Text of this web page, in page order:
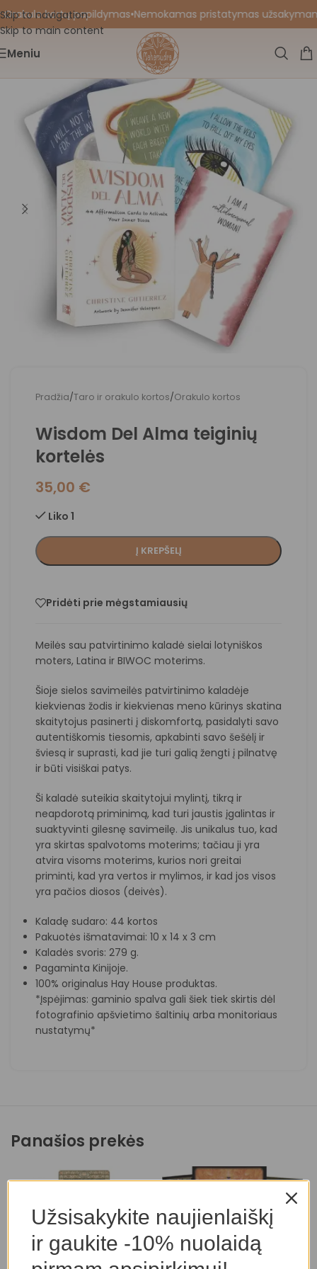
Skip to navigation
Skip to main content
kortų papildymas•Nemokamas pristatymas
Meniu
Pradžia/Taro ir orakulo kortos/Orakulo kortos
Wisdom Del Alma teiginių
kortelės
35,00 €
Liko 1
Į KREPŠELĮ
Pridėti prie mėgstamiausių
Meilės sau patvirtinimo kaladė sielai lotyniškos
moters, Latina ir BIWOC moterims.
Šioje sielos savimeilės patvirtinimo kaladėje
kiekvienas žodis ir kiekvienas meno kūrinys skatina
skaitytojus pasinerti į diskomfortą, pasidalyti savo
autentiškomis tiesomis, apkabinti savo šešėlį ir
šviesą ir suprasti, kad jie turi galią žengti į pilnatvę
ir būti visiškai patys.
Ši kaladė suteikia skaitytojui mylintį, tikrą ir
neapdorotą priminimą, kad turi jaustis įgalintas ir
suaktyvinti gilesnę savimeilę. Jis unikalus tuo, kad
yra skirtas spalvotoms moterims; tačiau ji yra
atvira visoms moterims, kurios nori greitai
priminti, kad yra vertos ir mylimos, ir kad jos visos
yra pačios diosos (deivės).
Kaladę sudaro: 44 kortos
Pakuotės išmatavimai: 10 x 14 x 3 cm
Kaladės svoris: 279 g.
Pagaminta Kinijoje.
100% originalus Hay House produktas.
*Įspėjimas: gaminio spalva gali šiek tiek skirtis dėl
fotografinio apšvietimo šaltinių arba monitoriaus
nustatymų*
Panašios prekės
Užsisakykite naujienlaiškį
ir gaukite -10% nuolaidą